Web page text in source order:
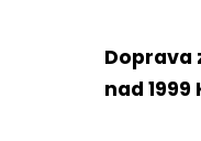
Doprava
nad 1999